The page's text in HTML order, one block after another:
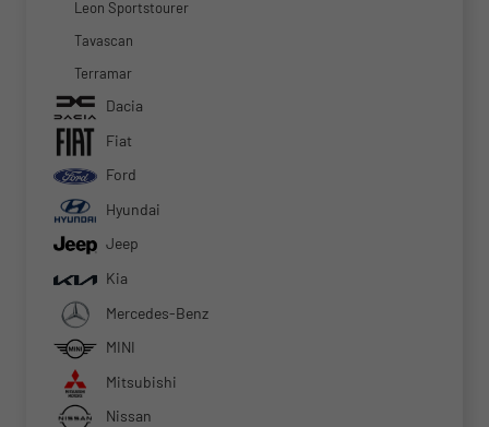
Leon Sportstourer
Tavascan
Terramar
Dacia
Fiat
Ford
Hyundai
Jeep
Kia
Mercedes-Benz
MINI
Mitsubishi
Nissan